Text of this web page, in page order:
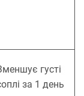
густі
за 1 день